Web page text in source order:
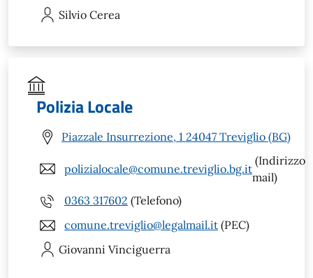
Silvio Cerea
Polizia Locale
Piazzale Insurrezione, 1 24047 Treviglio (BG)
polizialocale@comune.treviglio.bg.it
(Indirizzo
mail)
0363 317602 (Telefono)
comune.treviglio@legalmail.it (PEC)
Giovanni Vinciguerra